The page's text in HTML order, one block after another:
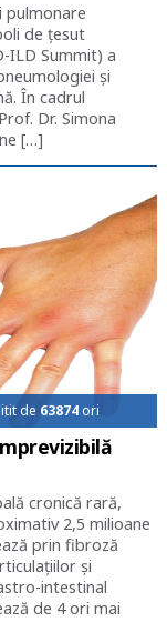
pulmonare
de țesut
ILD Summit) a
și
În cadrul
Dr. Simona
[…]
de 63874 ori
cronică rară,
2,5 milioane
prin fibroză
și
intestinal
de 4 ori mai